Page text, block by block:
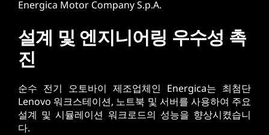
Energica Motor Company S.p.A.
설계 및 엔지니어링 우수성 촉
진
순수 전기 오토바이 제조업체인 Energica는 최첨단
Lenovo 워크스테이션, 노트북 및 서버를 사용하여 주요
설계 및 시뮬레이션 워크로드의 성능을 향상시켰습니
다.